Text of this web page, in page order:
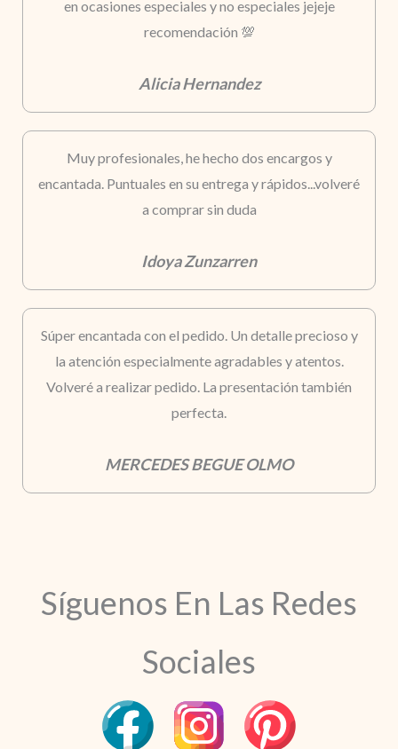
en ocasiones especiales y no especiales jejeje
recomendación 💯
Alicia Hernandez
Muy profesionales, he hecho dos encargos y
encantada. Puntuales en su entrega y rápidos...volveré
a comprar sin duda
Idoya Zunzarren
Súper encantada con el pedido. Un detalle precioso y
la atención especialmente agradables y atentos.
Volveré a realizar pedido. La presentación también
perfecta.
MERCEDES BEGUE OLMO
Síguenos En Las Redes
Sociales